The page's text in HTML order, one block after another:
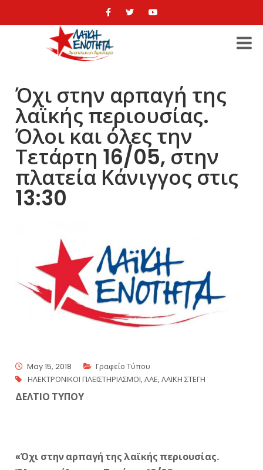
Όχι στην αρπαγή της
λαϊκής περιουσίας.
Όλοι και όλες την
Τετάρτη 16/05, στην
πλατεία Κάνιγγος στις
13:30
May 15, 2018
Γραφείο Τύπου
ΗΛΕΚΤΡΟΝΙΚΟΙ ΠΛΕΙΣΤΗΡΙΑΣΜΟΙ,ΛΑΕ,ΛΑΪΚΗ ΣΤΕΓΗ
ΔΕΛΤΙΟ ΤΥΠΟΥ
«Όχι στην αρπαγή της λαϊκής περιουσίας.